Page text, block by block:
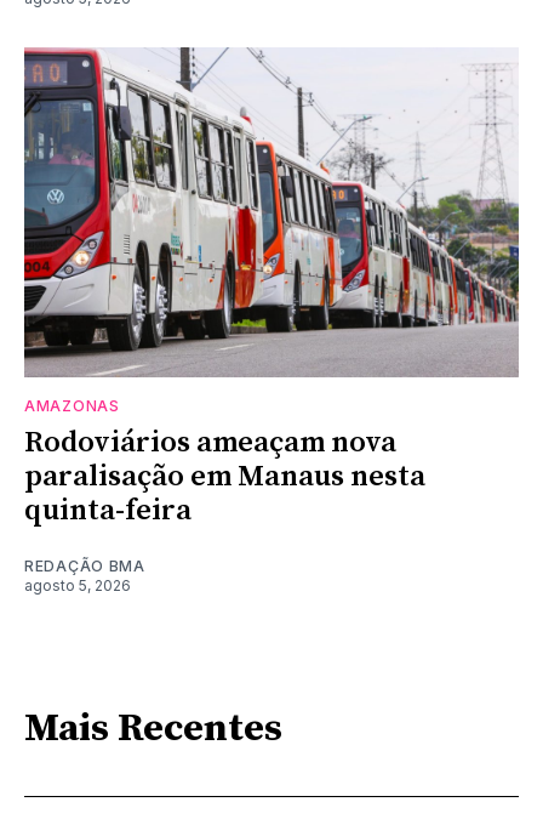
AMAZONAS
Rodoviários ameaçam nova
paralisação em Manaus nesta
quinta-feira
REDAÇÃO BMA
agosto 5, 2026
Mais Recentes